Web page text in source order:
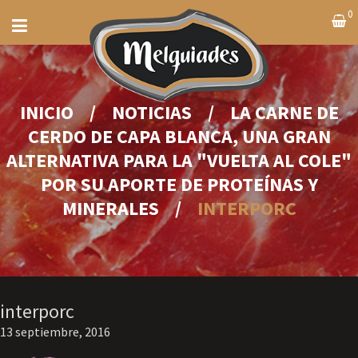
0
INICIO / NOTICIAS /
LA CARNE DE
CERDO DE CAPA BLANCA, UNA GRAN
ALTERNATIVA PARA LA "VUELTA AL COLE"
POR SU APORTE DE PROTEÍNAS Y
MINERALES
/ INTERPORC
interporc
13 septiembre, 2016